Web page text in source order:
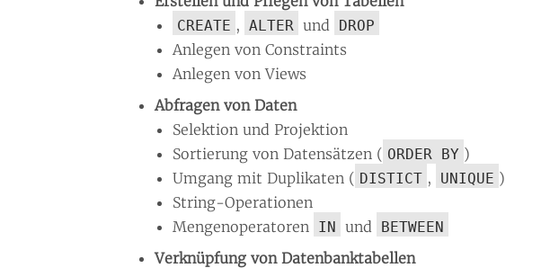
CREATE , ALTER und DROP
Anlegen von Constraints
Anlegen von Views
Abfragen von Daten
Selektion und Projektion
Sortierung von Datensätzen ( ORDER BY )
Umgang mit Duplikaten ( DISTICT , UNIQUE )
String-Operationen
Mengenoperatoren
IN und BETWEEN
Verknüpfung von Datenbanktabellen